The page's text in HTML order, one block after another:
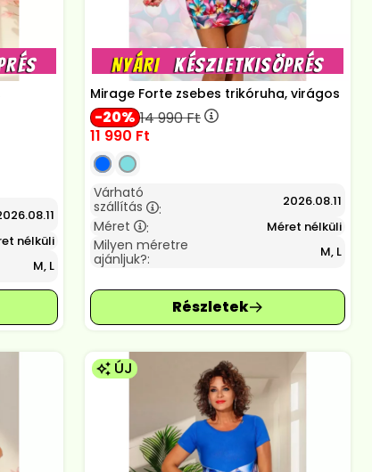
nélküli
M, L
Mirage Forte zsebes trikóruha, virágos
20 14 990Ft
11 990 Ft
Várható
szállítás
: 2026.08.11
Méret : Méret nélküli
Milyen méretre
ajánljuk?:
M, L
ÚJ